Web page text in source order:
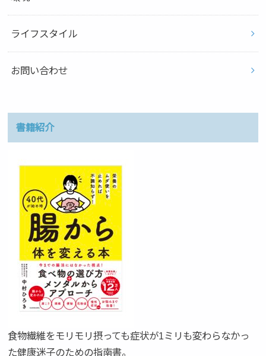
ライフスタイル
お問い合わせ
書籍紹介
食物繊維をモリモリ摂っても症状が1ミリも変わらなかっ
た健康迷子のための指南書。